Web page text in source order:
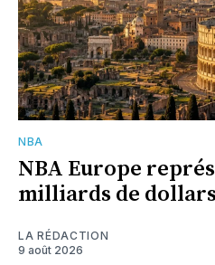
NBA
NBA Europe
milliards de
LA RÉDACTION
9 août 2026